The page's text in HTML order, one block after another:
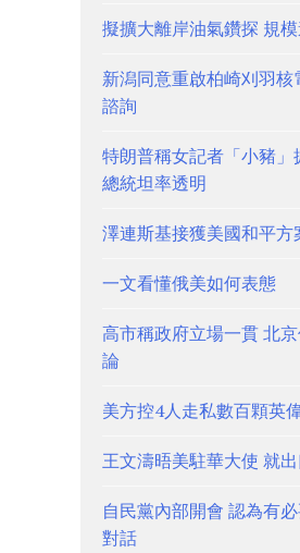
擬擴大離岸油氣鑽探 規
新潟同意重啟柏崎刈羽
諮詢
特朗普稱女記者「小豬」
總統坦率透明
澤連斯基接獲美國和平
一文看懂俄美如何表態
高市稱政府立場一貫 北
論
美方控4人走私數百顆英
王文濤晤美駐華大使 就
自民黨內部開會 認為有
對話